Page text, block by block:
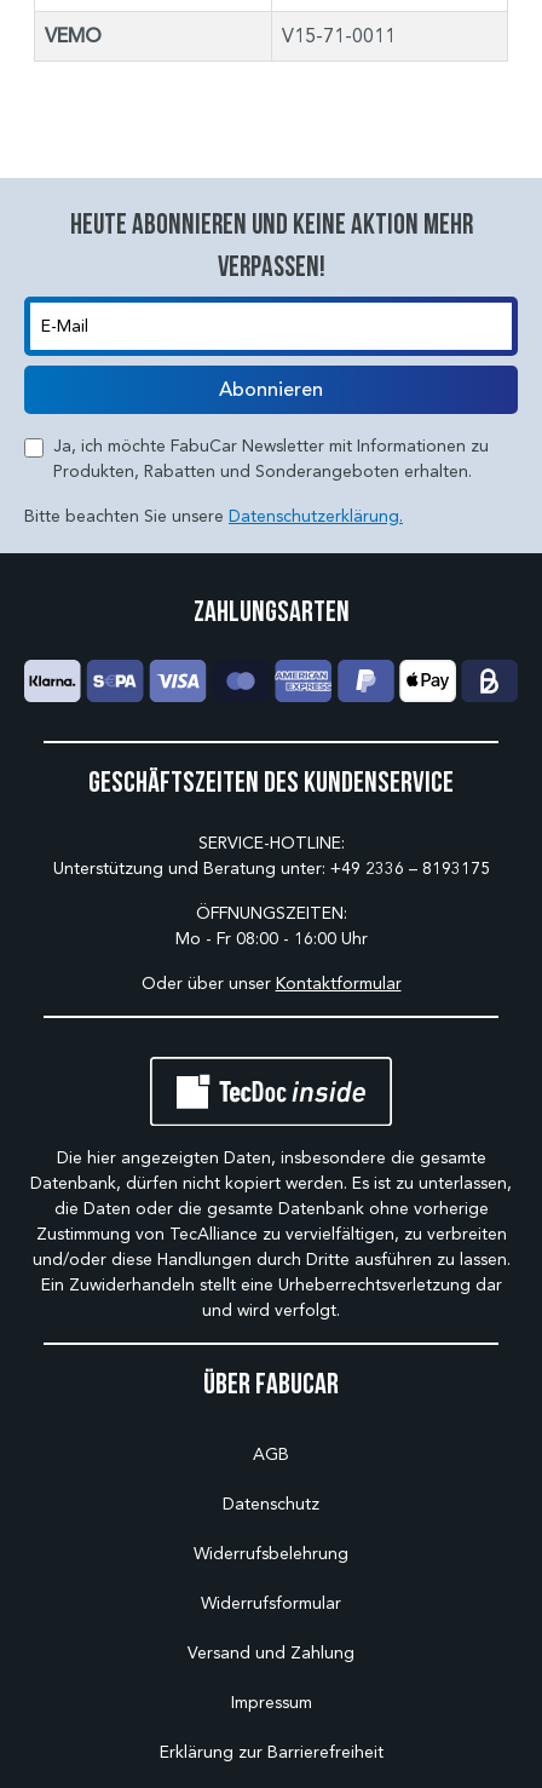
VEMO V15-71-0011
Heute abonnieren und keine aktion mehr
verpassen!
E-Mail
Abonnieren
Ja, ich möchte FabuCar Newsletter mit Informationen zu
Produkten, Rabatten und Sonderangeboten erhalten.
Bitte beachten Sie unsere Datenschutzerklärung.
Über Fabucar
AGB
Datenschutz
Widerrufsbelehrung
Widerrufsformular
Versand und Zahlung
Impressum
Erklärung zur Barrierefreiheit
Geschäftszeiten des Kundenservice
SERVICE-HOTLINE:
Unterstützung und Beratung unter: +49 2336 – 8193175
ÖFFNUNGSZEITEN:
Mo - Fr 08:00 - 16:00 Uhr
Oder über unser Kontaktformular
Zahlungsarten
Die hier angezeigten Daten, insbesondere die gesamte
Datenbank, dürfen nicht kopiert werden. Es ist zu unterlassen,
die Daten oder die gesamte Datenbank ohne vorherige
Zustimmung von TecAlliance zu vervielfältigen, zu verbreiten
und/oder diese Handlungen durch Dritte ausführen zu lassen.
Ein Zuwiderhandeln stellt eine Urheberrechtsverletzung dar
und wird verfolgt.